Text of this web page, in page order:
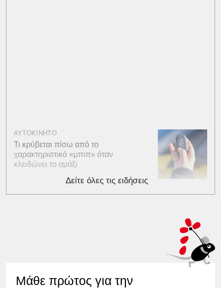
ΑΥΤΟΚΙΝΗΤΟ
Τι κρύβεται πίσω από το
χαρακτηριστικό «μπιπ» όταν
κλειδώνει το αμάξι
Δείτε όλες τις ειδήσεις
Μάθε πρώτος για την